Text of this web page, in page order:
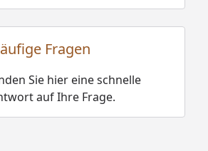
Fragen
Sie hier eine schnelle
auf Ihre Frage.